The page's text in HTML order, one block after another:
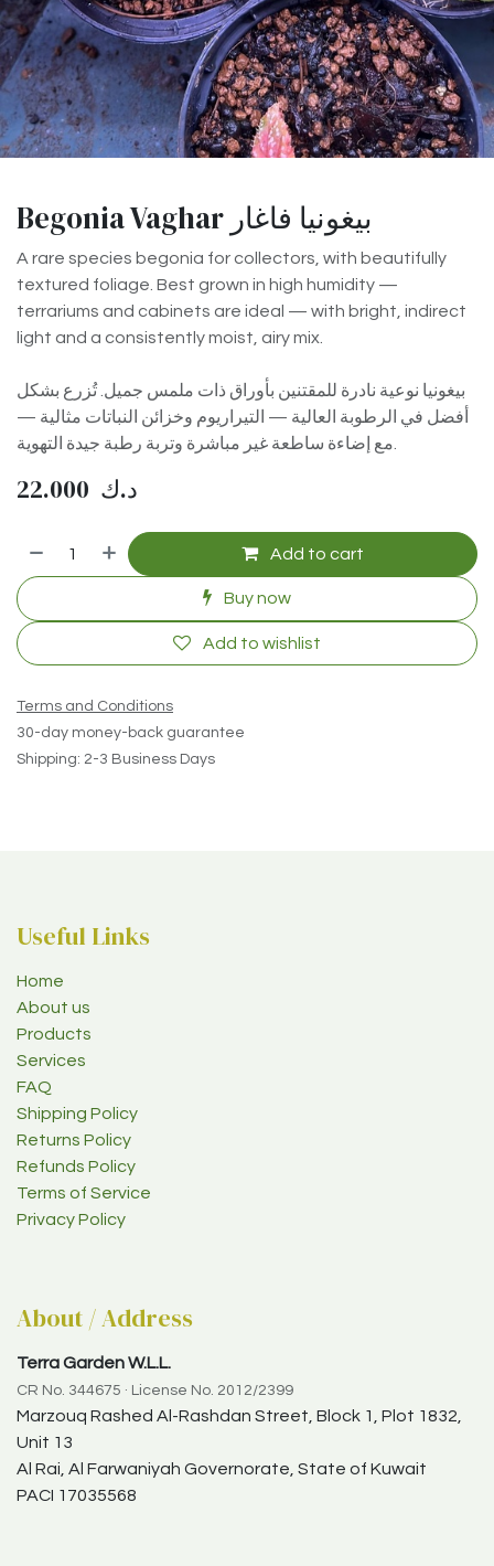
Begonia Vaghar بيغونيا فاغار
A rare species begonia for collectors, with beautifully
textured foliage. Best grown in high humidity —
terrariums and cabinets are ideal — with bright, indirect
light and a consistently moist, airy mix.
بيغونيا نوعية نادرة للمقتنين بأوراق ذات ملمس جميل. تُزرع بشكل
أفضل في الرطوبة العالية — التيراريوم وخزائن النباتات مثالية —
22.000 د.ك
Add to cart
Buy now
Add to wishlist
Terms and Conditions
30-day money-back guarantee
Shipping: 2-3 Business Days
Useful Links
Home
About us
Products
Services
FAQ
Shipping Policy
Returns Policy
Refunds Policy
Terms of Service
Privacy Policy
About / Address
Terra Garden W.L.L.
CR No. 344675 · License No. 2012/2399
Marzouq Rashed Al-Rashdan Street, Block 1, Plot 1832,
Unit 13
Al Rai, Al Farwaniyah Governorate, State of Kuwait
PACI 17035568